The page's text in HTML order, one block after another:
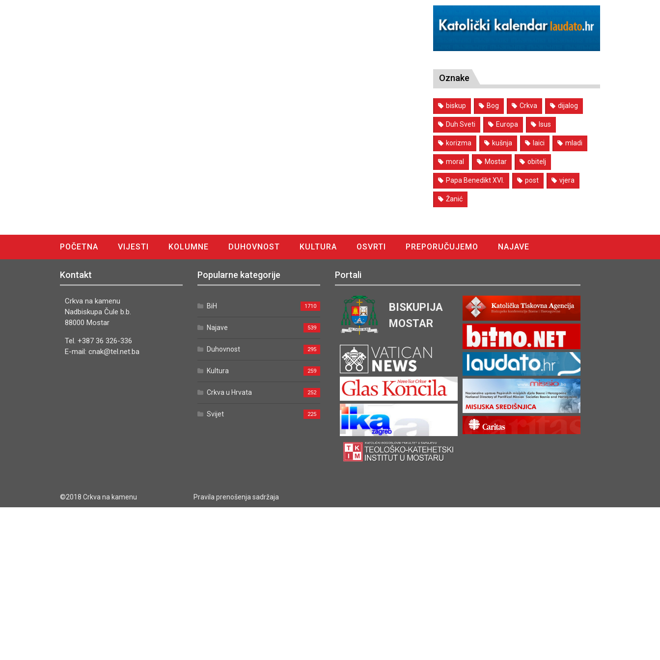
Oznake
biskup Bog Crkva dijalog
Duh Sveti Europa Isus
korizma kušnja laici mladi
moral Mostar obitelj
Papa Benedikt XVI. post vjera
Žanić
POČETNA VIJESTI KOLUMNE DUHOVNOST KULTURA OSVRTI PREPORUČUJEMO
NAJAVE
Kontakt
Crkva na kamenu
Nadbiskupa Čule b.b.
88000 Mostar
Tel. +387 36 326-336
E-mail: cnak@tel.net.ba
Popularne kategorije
BiH 1710
Najave 539
Duhovnost 295
Kultura 259
Crkva u Hrvata 252
Svijet 225
Portali
BISKUPIJA
MOSTAR
©2018 Crkva na kamenu Pravila prenošenja sadržaja